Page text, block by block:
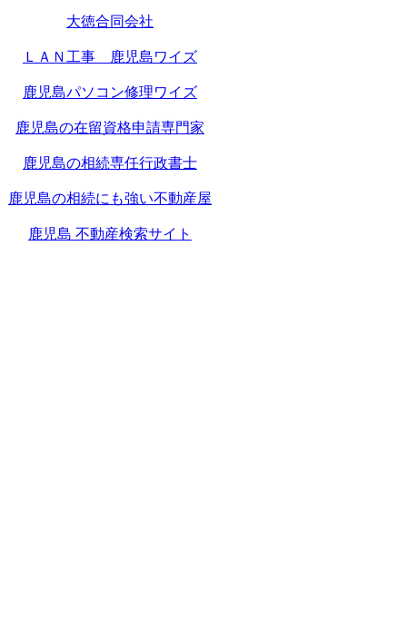
大徳合同会社
ＬＡＮ工事 鹿児島ワイズ
鹿児島パソコン修理ワイズ
鹿児島の在留資格申請専門家
鹿児島の相続専任行政書士
鹿児島の相続にも強い不動産屋
鹿児島 不動産検索サイト